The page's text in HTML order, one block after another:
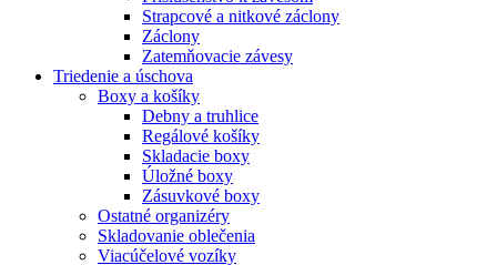
Strapcové a nitkové záclony
Záclony
Zatemňovacie závesy
Triedenie a úschova
Boxy a košíky
Debny a truhlice
Regálové košíky
Skladacie boxy
Úložné boxy
Zásuvkové boxy
Ostatné organizéry
Skladovanie oblečenia
Viacúčelové vozíky